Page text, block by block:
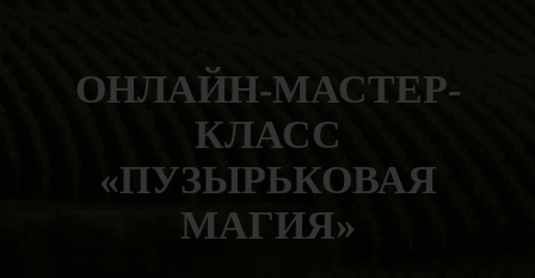
ОНЛАЙН-МАСТЕР-
КЛАСС
«ПУЗЫРЬКОВАЯ
МАГИЯ»